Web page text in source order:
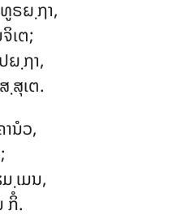
ຏ຺ຐາ,
ເຕ;
ຏ຺ຐາ,
ສຸເຕ.
ນໍວ,
ເມນ,
ກິໍ.